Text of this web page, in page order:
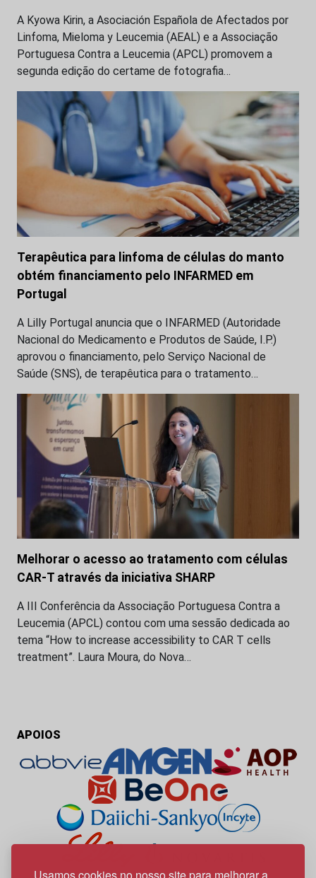
A Kyowa Kirin, a Asociación Española de Afectados por
Linfoma, Mieloma y Leucemia (AEAL) e a Associação
Portuguesa Contra a Leucemia (APCL) promovem a
segunda edição do certame de fotografia…
Terapêutica para linfoma de células do manto
obtém financiamento pelo INFARMED em
Portugal
A Lilly Portugal anuncia que o INFARMED (Autoridade
Nacional do Medicamento e Produtos de Saúde, I.P.)
aprovou o financiamento, pelo Serviço Nacional de
Saúde (SNS), de terapêutica para o tratamento…
Melhorar o acesso ao tratamento com células
CAR-T através da iniciativa SHARP
A III Conferência da Associação Portuguesa Contra a
Leucemia (APCL) contou com uma sessão dedicada ao
tema “How to increase accessibility to CAR T cells
treatment”. Laura Moura, do Nova…
APOIOS